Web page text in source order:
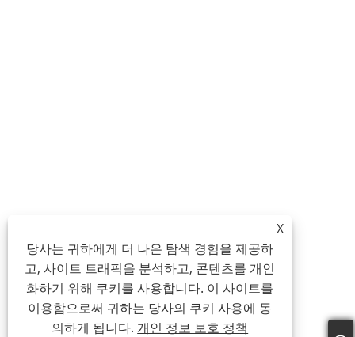
X
당사는 귀하에게 더 나은 탐색 경험을 제공하
고, 사이트 트래픽을 분석하고, 콘텐츠를 개인
화하기 위해 쿠키를 사용합니다. 이 사이트를
이용함으로써 귀하는 당사의 쿠키 사용에 동
의하게 됩니다. 개인 정보 보호 정책